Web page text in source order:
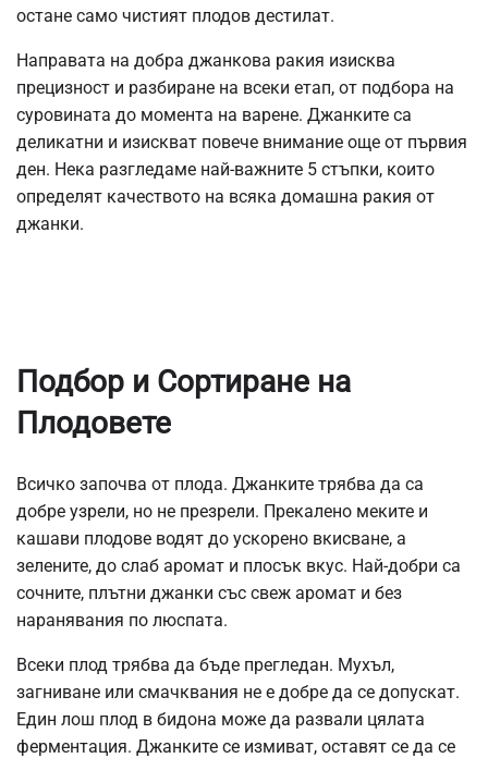
остане само чистият плодов дестилат.
Направата на добра джанкова ракия изисква
прецизност и разбиране на всеки етап, от подбора на
суровината до момента на варене. Джанките са
деликатни и изискват повече внимание още от първия
ден. Нека разгледаме най-важните 5 стъпки, които
определят качеството на всяка домашна ракия от
джанки.
Подбор и Сортиране на
Плодовете
Всичко започва от плода. Джанките трябва да са
добре узрели, но не презрели. Прекалено меките и
кашави плодове водят до ускорено вкисване, а
зелените, до слаб аромат и плосък вкус. Най-добри са
сочните, плътни джанки със свеж аромат и без
наранявания по люспата.
Всеки плод трябва да бъде прегледан. Мухъл,
загниване или смачквания не е добре да се допускат.
Един лош плод в бидона може да развали цялата
ферментация. Джанките се измиват, оставят се да се